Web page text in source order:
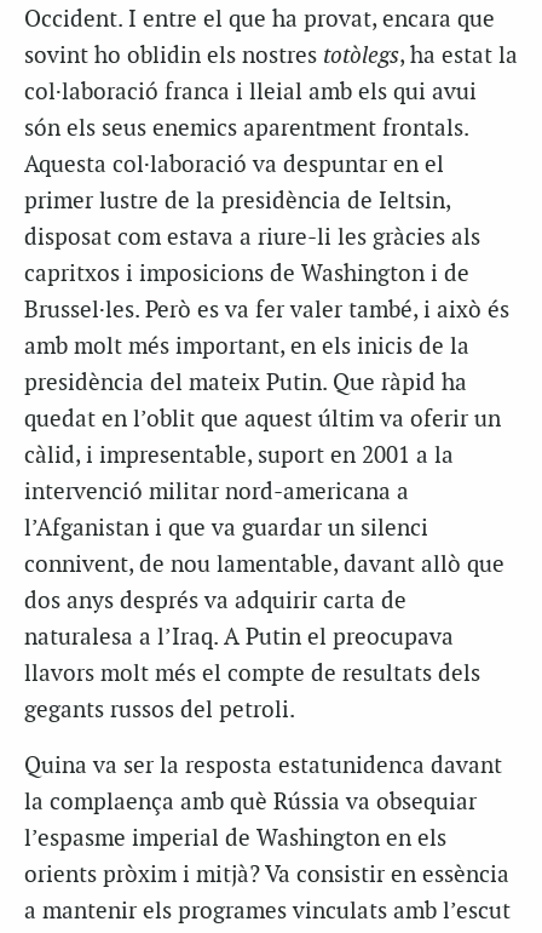
Occident. I entre el que ha provat, encara que
sovint ho oblidin els nostres totòlegs, ha estat la
col·laboració franca i lleial amb els qui avui
són els seus enemics aparentment frontals.
Aquesta col·laboració va despuntar en el
primer lustre de la presidència de Ieltsin,
disposat com estava a riure-li les gràcies als
capritxos i imposicions de Washington i de
Brussel·les. Però es va fer valer també, i això és
amb molt més important, en els inicis de la
presidència del mateix Putin. Que ràpid ha
quedat en l’oblit que aquest últim va oferir un
càlid, i impresentable, suport en 2001 a la
intervenció militar nord-americana a
l’Afganistan i que va guardar un silenci
connivent, de nou lamentable, davant allò que
dos anys després va adquirir carta de
naturalesa a l’Iraq. A Putin el preocupava
llavors molt més el compte de resultats dels
gegants russos del petroli.
Quina va ser la resposta estatunidenca davant
la complaença amb què Rússia va obsequiar
l’espasme imperial de Washington en els
orients pròxim i mitjà? Va consistir en essència
a mantenir els programes vinculats amb l’escut